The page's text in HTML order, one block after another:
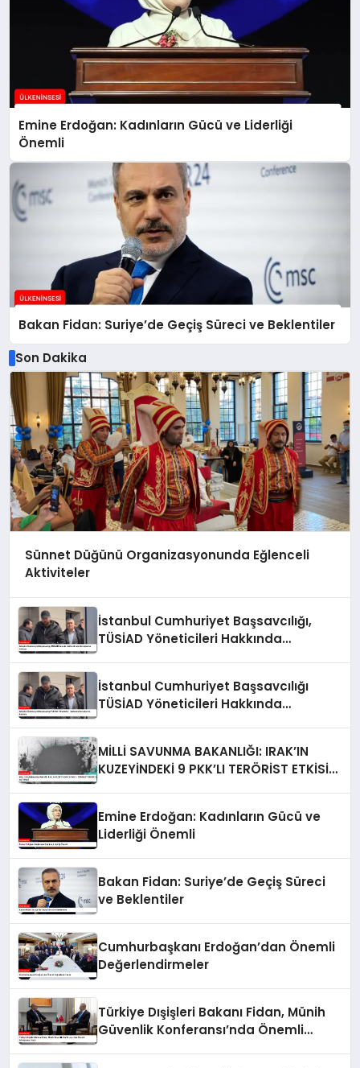
Emine Erdoğan: Kadınların Gücü ve Liderliği
Önemli
Bakan Fidan: Suriye’de Geçiş Süreci ve Beklentiler
Son Dakika
Sünnet Düğünü Organizasyonunda Eğlenceli
Aktiviteler
İstanbul Cumhuriyet Başsavcılığı,
TÜSİAD Yöneticileri Hakkında
İstanbul Cumhuriyet Başsavcılığı
TÜSİAD Yöneticileri Hakkında
MİLLİ SAVUNMA BAKANLIĞI: IRAK’IN
KUZEYİNDEKİ 9 PKK’LI TERÖRİST ETKİSİZ
Emine Erdoğan: Kadınların Gücü ve
Liderliği Önemli
Bakan Fidan: Suriye’de Geçiş Süreci
ve Beklentiler
Cumhurbaşkanı Erdoğan’dan Önemli
Değerlendirmeler
Türkiye Dışişleri Bakanı Fidan, Münih
Güvenlik Konferansı’nda Önemli